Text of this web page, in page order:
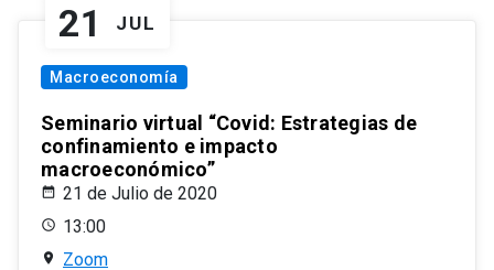
21 JUL
Macroeconomía
Seminario virtual “Covid: Estrategias de
confinamiento e impacto
macroeconómico”
21 de Julio de 2020
13:00
Zoom